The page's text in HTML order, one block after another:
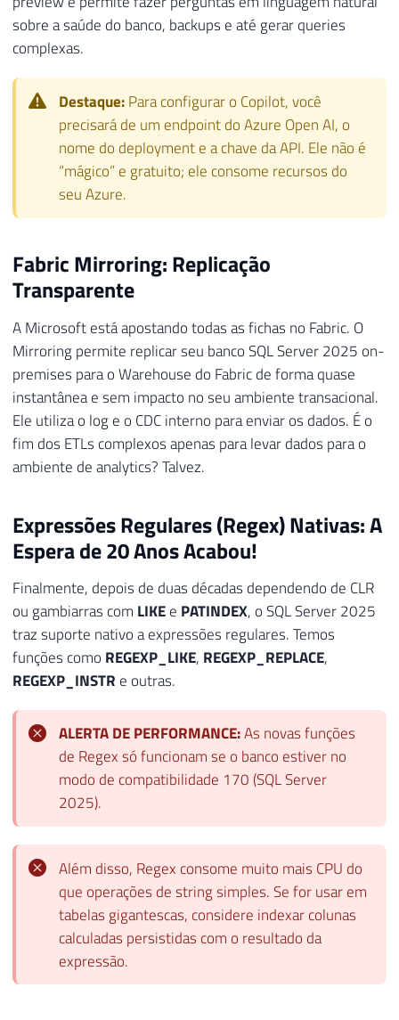
sobre a saúde do banco, backups e até gerar queries
complexas.
Destaque:Para configurar o Copilot, você
precisará de um endpoint do Azure Open AI, o
nome do deployment e a chave da API. Ele não é
“mágico” e gratuito; ele consome recursos do
seu Azure.
Fabric Mirroring: Replicação
Transparente
A Microsoft está apostando todas as fichas no Fabric. O
Mirroring permite replicar seu banco SQL Server 2025 on-
premises para o Warehouse do Fabric de forma quase
instantânea e sem impacto no seu ambiente transacional.
Ele utiliza o log e o CDC interno para enviar os dados. É o
fim dos ETLs complexos apenas para levar dados para o
ambiente de analytics? Talvez.
Expressões Regulares (Regex) Nativas: A
Espera de 20 Anos Acabou!
Finalmente, depois de duas décadas dependendo de CLR
ou gambiarras com LIKEe PATINDEX, o SQL Server 2025
traz suporte nativo a expressões regulares. Temos
funções como REGEXP_LIKE, REGEXP_REPLACE,
REGEXP_INSTR e outras.
ALERTA DE PERFORMANCE:As novas funções
de Regex só funcionam se o banco estiver no
modo de compatibilidade 170 (SQL Server
2025).
Além disso, Regex consome muito mais CPU do
que operações de string simples. Se for usar em
tabelas gigantescas, considere indexar colunas
calculadas persistidas com o resultado da
expressão.